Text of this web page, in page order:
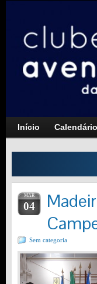
Início
MAR
04
Sem categoria